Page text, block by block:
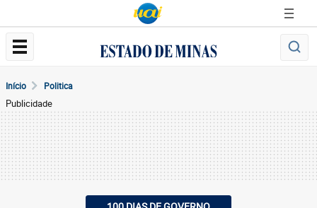
Início Politica
Publicidade